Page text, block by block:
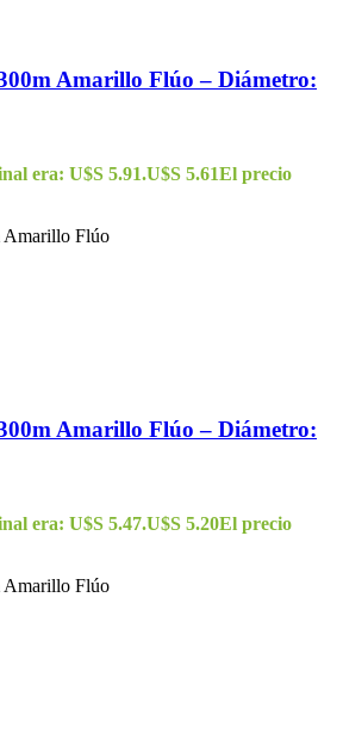
Amarillo Flúo – Diámetro:
era: U$S 5.91.U$S 5.61El precio
Amarillo Flúo
Amarillo Flúo – Diámetro:
era: U$S 5.47.U$S 5.20El precio
Amarillo Flúo